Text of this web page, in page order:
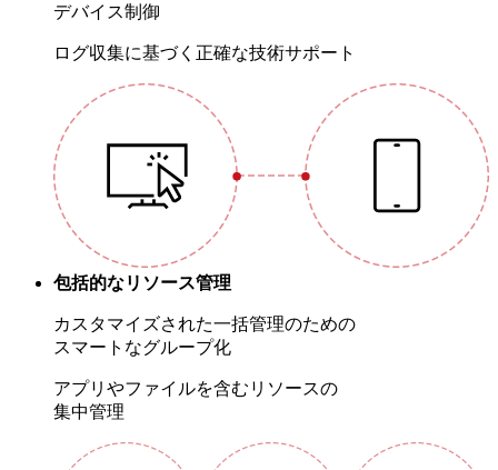
デバイス制御
ログ収集に基づく正確な技術サポート
包括的なリソース管理
カスタマイズされた一括管理のための
スマートなグループ化
アプリやファイルを含むリソースの
集中管理